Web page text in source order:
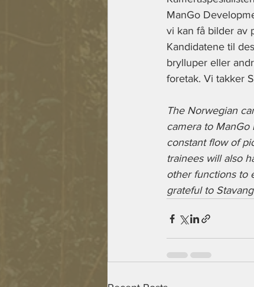
ManGo
vi kan få bilder av
Kandidatene til
brylluper eller
foretak. Vi takker
The Norwegian
camera to
constant flow of
trainees will also
other functions to
grateful to